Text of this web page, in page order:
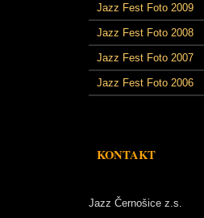
Jazz Fest Foto 2009
Jazz Fest Foto 2008
Jazz Fest Foto 2007
Jazz Fest Foto 2006
KONTAKT
Jazz Černošice z.s.